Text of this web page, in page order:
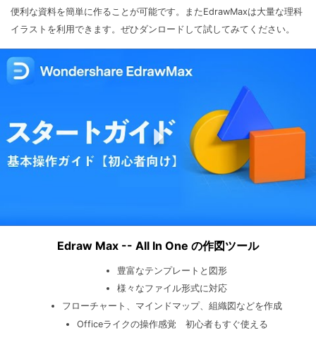
便利な資料を簡単に作ることが可能です。またEdrawMaxは大量な理科
イラストを利用できます。ぜひダンロードして試してみてください。
Edraw Max -- All In One の作図ツール
豊富なテンプレートと図形
様々なファイル形式に対応
フローチャート、マインドマップ、組織図などを作成
Officeライクの操作感覚 初心者もすぐ使える